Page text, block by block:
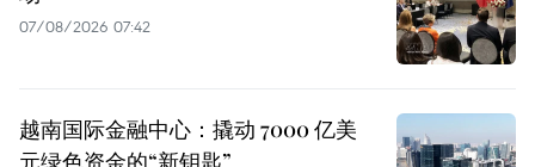
07/08/2026 07:42
越南国际金融中心：撬动 7000 亿美
元绿色资金的“新钥匙”